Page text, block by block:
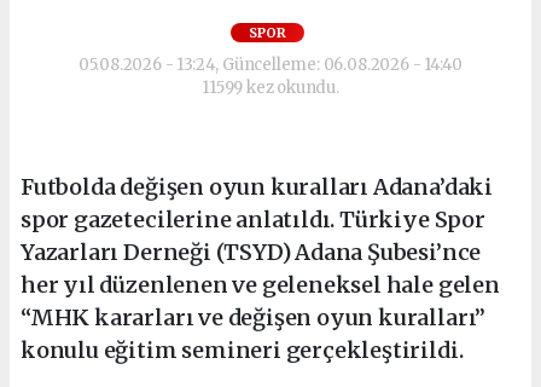
SPOR
05.08.2026 - 13:24, Güncelleme: 06.08.2026 - 14:40
11599 kez okundu.
Futbolda değişen oyun kuralları Adana’daki
spor gazetecilerine anlatıldı. Türkiye Spor
Yazarları Derneği (TSYD) Adana Şubesi’nce
her yıl düzenlenen ve geleneksel hale gelen
“MHK kararları ve değişen oyun kuralları”
konulu eğitim semineri gerçekleştirildi.